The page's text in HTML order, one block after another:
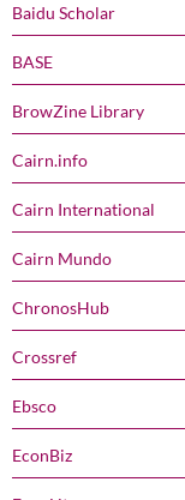
Baidu Scholar
BASE
BrowZine Library
Cairn.info
Cairn International
Cairn Mundo
ChronosHub
Crossref
Ebsco
EconBiz